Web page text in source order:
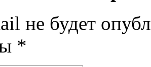
не будет
*